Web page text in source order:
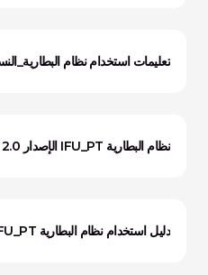
تعليمات استخدام نظام البطارية_النسخة
نظام البطارية IFU_PT الإصدار 2.0
دليل استخدام نظام البطارية IFU_PT الإصدار 1.0